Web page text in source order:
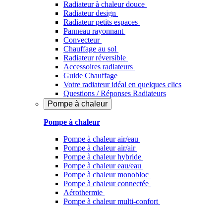
Radiateur à chaleur douce
Radiateur design
Radiateur petits espaces
Panneau rayonnant
Convecteur
Chauffage au sol
Radiateur réversible
Accessoires radiateurs
Guide Chauffage
Votre radiateur idéal en quelques clics
Questions / Réponses Radiateurs
Pompe à chaleur
Pompe à chaleur
Pompe à chaleur air/eau
Pompe à chaleur air/air
Pompe à chaleur hybride
Pompe à chaleur​ eau/eau
Pompe à chaleur monobloc
Pompe à chaleur connectée
Aérothermie
Pompe à chaleur multi-confort